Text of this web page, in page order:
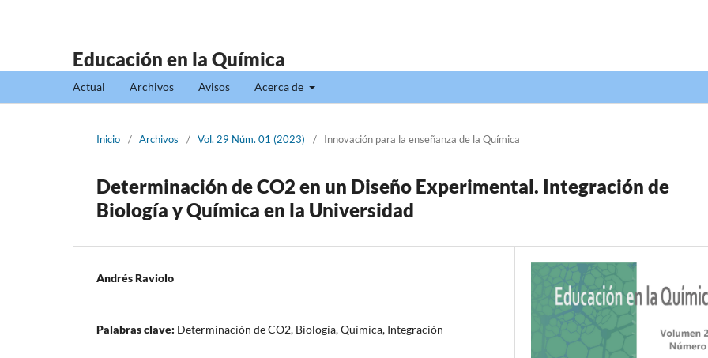
Educación en la Química
Actual Archivos Avisos Acerca de
Inicio / Archivos / Vol. 29 Núm. 01 (2023) / Innovación para la enseñanza de la Química
Determinación de CO2 en un Diseño Experimental. Integración de
Biología y Química en la Universidad
Andrés Raviolo
Palabras clave: Determinación de CO2, Biología, Química, Integración